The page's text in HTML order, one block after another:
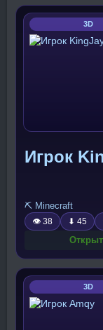
3D
Игрок
⛏️ Minecraft
👁 38 ⬇ 45
3D